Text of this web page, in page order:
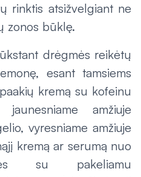
rinktis atsižvelgiant ne
zonos būklę.
drėgmės reikėtų
esant tamsiems
kremą su kofeinu
amžiuje
vyresniame amžiuje
kremą ar serumą nuo
su pakeliamu